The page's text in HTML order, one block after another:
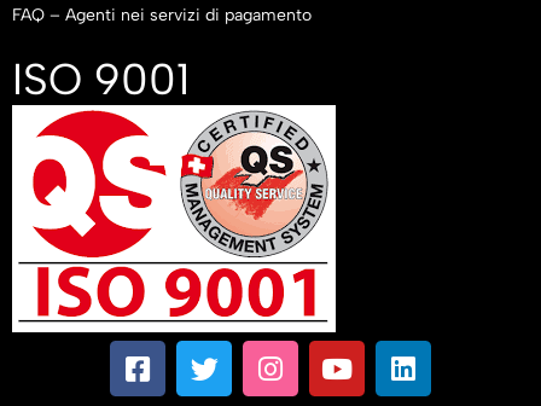
FAQ – Agenti nei servizi di pagamento
ISO 9001